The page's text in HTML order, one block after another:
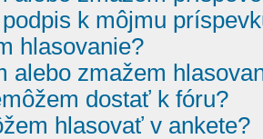
k môjmu
hlasovanie?
alebo zmažem
dostať k fóru?
hlasovať v ankete?